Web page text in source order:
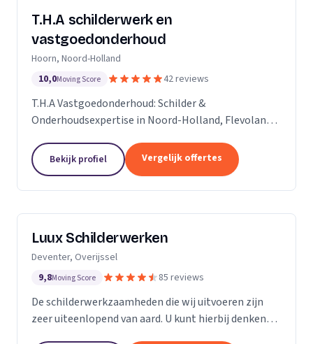
T.H.A schilderwerk en
vastgoedonderhoud
Hoorn, Noord-Holland
10,0Moving Score 42 reviews
T.H.A Vastgoedonderhoud: Schilder &
Onderhoudsexpertise in Noord-Holland, Flevoland
Bekijk profiel Vergelijk offertes
Luux Schilderwerken
Deventer, Overijssel
9,8Moving Score 85 reviews
De schilderwerkzaamheden die wij uitvoeren zijn
zeer uiteenlopend van aard. U kunt hierbij denken